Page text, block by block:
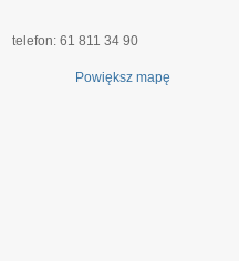
telefon: 61 811 34 90
Powiększ mapę